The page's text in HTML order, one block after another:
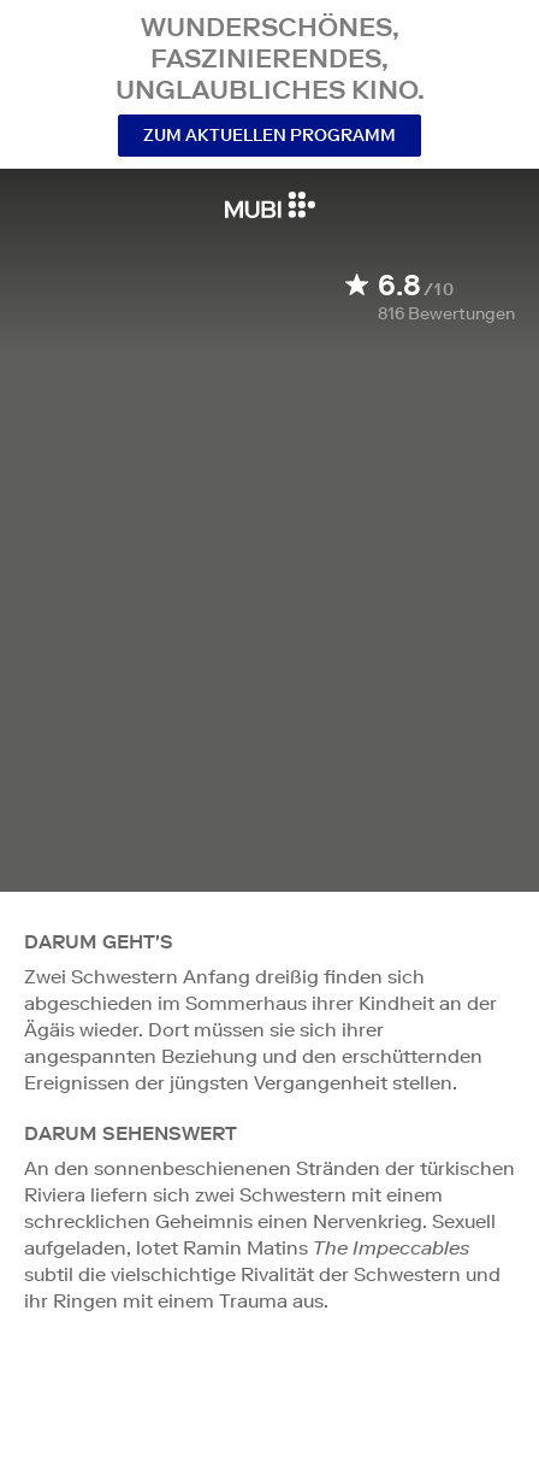
WUNDERSCHÖNES,
FASZINIERENDES,
UNGLAUBLICHES KINO.
ZUM AKTUELLEN PROGRAMM
6.8/10
816 Bewertungen
DARUM GEHT'S
Zwei Schwestern Anfang dreißig finden sich
abgeschieden im Sommerhaus ihrer Kindheit an der
Ägäis wieder. Dort müssen sie sich ihrer
angespannten Beziehung und den erschütternden
Ereignissen der jüngsten Vergangenheit stellen.
DARUM SEHENSWERT
An den sonnenbeschienenen Stränden der türkischen
Riviera liefern sich zwei Schwestern mit einem
schrecklichen Geheimnis einen Nervenkrieg. Sexuell
aufgeladen, lotet Ramin Matins The Impeccables
subtil die vielschichtige Rivalität der Schwestern und
ihr Ringen mit einem Trauma aus.